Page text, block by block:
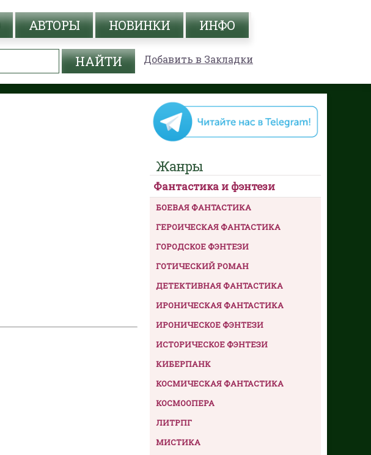
АВТОРЫ НОВИНКИ ИНФО
Добавить в Закладки
Жанры
Фантастика и фэнтези
БОЕВАЯ ФАНТАСТИКА
ГЕРОИЧЕСКАЯ ФАНТАСТИКА
ГОРОДСКОЕ ФЭНТЕЗИ
ГОТИЧЕСКИЙ РОМАН
ДЕТЕКТИВНАЯ ФАНТАСТИКА
ИРОНИЧЕСКАЯ ФАНТАСТИКА
ИРОНИЧЕСКОЕ ФЭНТЕЗИ
ИСТОРИЧЕСКОЕ ФЭНТЕЗИ
КИБЕРПАНК
КОСМИЧЕСКАЯ ФАНТАСТИКА
КОСМООПЕРА
ЛИТРПГ
МИСТИКА